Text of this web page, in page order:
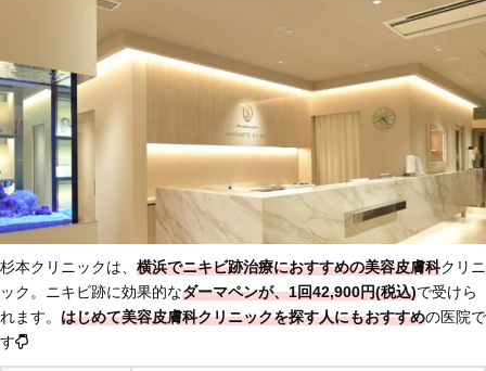
杉本クリニックは、 横浜でニキビ跡治療におすすめの美容皮膚科クリニ
ック。ニキビ跡に効果的なダーマペンが、1回42,900円(税込)で受けら
れます。 はじめて美容皮膚科クリニックを探す人にもおすすめの医院で
す